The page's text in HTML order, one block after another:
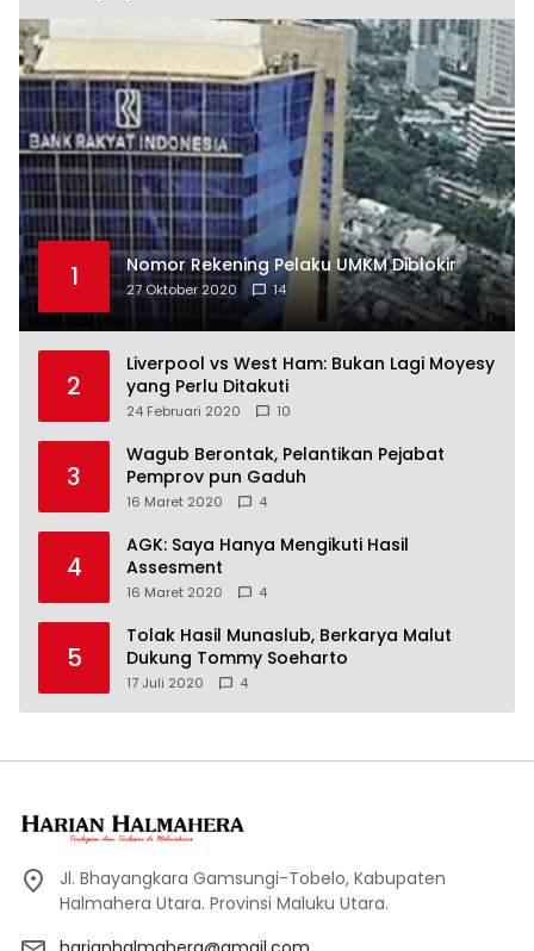
1 Nomor Rekening Pelaku UMKM Diblokir
27 Oktober 2020 14
2
Liverpool vs West Ham: Bukan Lagi Moyesy
yang Perlu Ditakuti
24 Februari 2020 10
3
Wagub Berontak, Pelantikan Pejabat
Pemprov pun Gaduh
16 Maret 2020 4
4
AGK: Saya Hanya Mengikuti Hasil
Assesment
16 Maret 2020 4
5
Tolak Hasil Munaslub, Berkarya Malut
Dukung Tommy Soeharto
17 Juli 2020 4
Jl. Bhayangkara Gamsungi-Tobelo, Kabupaten
Halmahera Utara. Provinsi Maluku Utara.